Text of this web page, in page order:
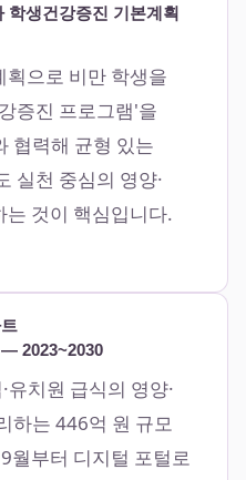
학생건강증진 기본계획
으로 비만 학생을
증진 프로그램'을
협력해 균형 있는
실천 중심의 영양·
것이 핵심입니다.
2023~2030
유치원 급식의 영양·
하는 446억 원 규모
월부터 디지털 포털로